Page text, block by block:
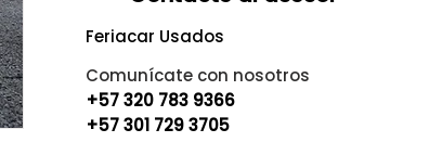
Feriacar Usados
Comunícate con nosotros
+57 320 783 9366
+57 301 729 3705